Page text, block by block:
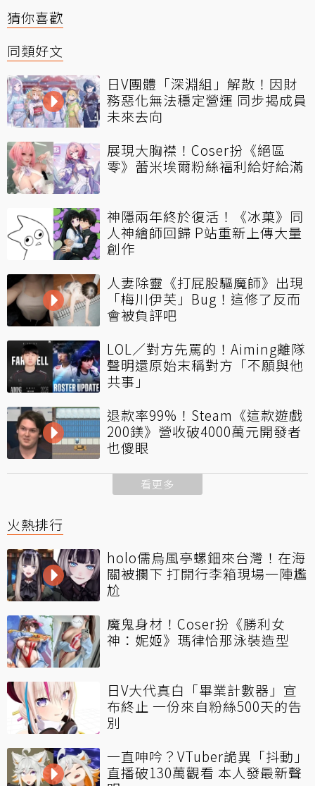
猜你喜歡
同類好文
日V團體「深淵組」解散！因財
務惡化無法穩定營運 同步揭成員
未來去向
展現大胸襟！Coser扮《絕區
零》蕾米埃爾粉絲福利給好給滿
神隱兩年終於復活！《冰菓》同
人神繪師回歸 P站重新上傳大量
創作
人妻除靈《打屁股驅魔師》出現
「梅川伊芙」Bug！這修了反而
會被負評吧
LOL／對方先罵的！Aiming離隊
聲明還原始末稱對方「不願與他
共事」
退款率99%！Steam《這款遊戲
200鎂》營收破4000萬元開發者
也傻眼
看更多
火熱排行
holo儒烏風亭螺鈿來台灣！在海
關被攔下 打開行李箱現場一陣尷
尬
魔鬼身材！Coser扮《勝利女
神：妮姬》瑪律恰那泳裝造型
日V大代真白「畢業計數器」宣
布終止 一份來自粉絲500天的告
別
一直呻吟？VTuber詭異「抖動」
直播破130萬觀看 本人發最新聲